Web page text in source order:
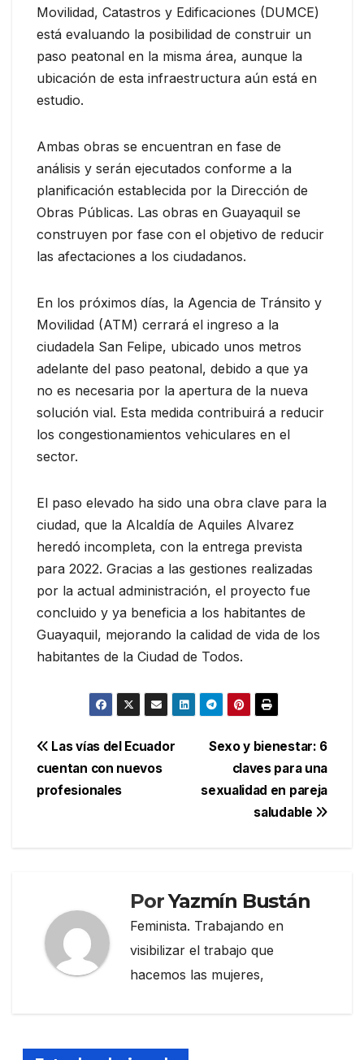
Movilidad, Catastros y Edificaciones (DUMCE)
está evaluando la posibilidad de construir un
paso peatonal en la misma área, aunque la
ubicación de esta infraestructura aún está en
estudio.
Ambas obras se encuentran en fase de
análisis y serán ejecutados conforme a la
planificación establecida por la Dirección de
Obras Públicas. Las obras en Guayaquil se
construyen por fase con el objetivo de reducir
las afectaciones a los ciudadanos.
En los próximos días, la Agencia de Tránsito y
Movilidad (ATM) cerrará el ingreso a la
ciudadela San Felipe, ubicado unos metros
adelante del paso peatonal, debido a que ya
no es necesaria por la apertura de la nueva
solución vial. Esta medida contribuirá a reducir
los congestionamientos vehiculares en el
sector.
El paso elevado ha sido una obra clave para la
ciudad, que la Alcaldía de Aquiles Alvarez
heredó incompleta, con la entrega prevista
para 2022. Gracias a las gestiones realizadas
por la actual administración, el proyecto fue
concluido y ya beneficia a los habitantes de
Guayaquil, mejorando la calidad de vida de los
habitantes de la Ciudad de Todos.
Navegación
de
Sexo y bienestar: 6
claves para una
sexualidad en pareja
saludable
Las vías del Ecuador
cuentan con nuevos
profesionales
PorYazmín Bustán
Feminista. Trabajando en
visibilizar el trabajo que
hacemos las mujeres,